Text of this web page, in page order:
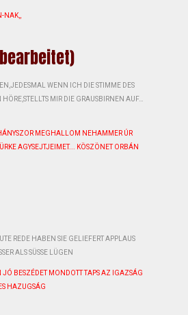
NAK,,
WENN ICH DIE STIMME DES
MIR DIE GRAUSBIRNEN AUF…
MEGHALLOM NEHAMMER ÚR
AGYSEJTJEIMET... KÖSZÖNET ORBÁN
REDE HABEN SIE GELIEFERT APPLAUS
ALS SÜSSE LÜGEN
BESZÉDET MONDOTT TAPS AZ IGAZSÁG
HAZUGSÁG